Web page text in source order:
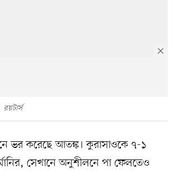
রয়টার্স
ভর করেছে আতঙ্ক। কুরাসাওকে ৭-১
সেখানে অনুশীলনে পা ফেলতেও